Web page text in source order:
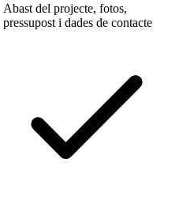
Abast del projecte, fotos,
pressupost i dades de contacte